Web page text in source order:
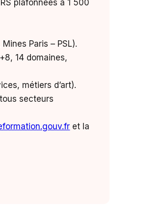
plafonnées à 1 500
Paris – PSL).
14 domaines,
métiers d’art).
secteurs
et la